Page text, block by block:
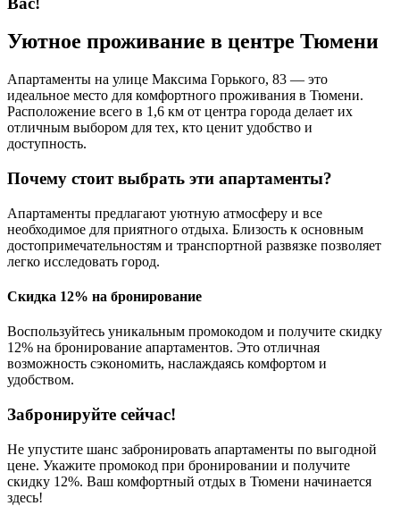
Уютное проживание в центре Тюмени
Апартаменты на улице Максима Горького, 83 — это
идеальное место для комфортного проживания в Тюмени.
Расположение всего в 1,6 км от центра города делает их
отличным выбором для тех, кто ценит удобство и
доступность.
Почему стоит выбрать эти апартаменты?
Апартаменты предлагают уютную атмосферу и все
необходимое для приятного отдыха. Близость к основным
достопримечательностям и транспортной развязке позволяет
легко исследовать город.
Скидка 12% на бронирование
Воспользуйтесь уникальным промокодом и получите скидку
12% на бронирование апартаментов. Это отличная
возможность сэкономить, наслаждаясь комфортом и
удобством.
Забронируйте сейчас!
Не упустите шанс забронировать апартаменты по выгодной
цене. Укажите промокод при бронировании и получите
скидку 12%. Ваш комфортный отдых в Тюмени начинается
здесь!